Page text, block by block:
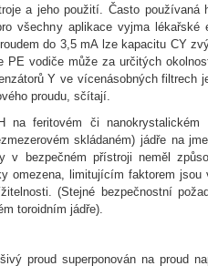
a jeho použití. Často používaná
všechny aplikace vyjma lékařské
do 3,5 mA lze kapacitu CY
PE vodiče může za určitých
Y ve vícenásobných filtrech
proudu, sčítají.
feritovém či nanokrystalickém
skládaném) jádře na
bezpečném přístroji neměl
omezena, limitujícím faktorem
(Stejné bezpečnostní
toroidním jádře).
proud superponován na proud